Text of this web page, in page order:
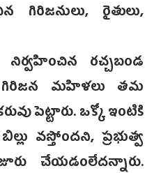
గిరిజనులు, రైతులు,
రచ్చబండ
గిరిజన మహిళలు తమ
పెట్టారు. ఒక్కో ఇంటికి
వస్తోందని, ప్రభుత్వ
చేయడంలేదన్నారు.